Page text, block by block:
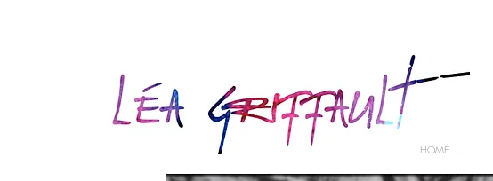
HOME